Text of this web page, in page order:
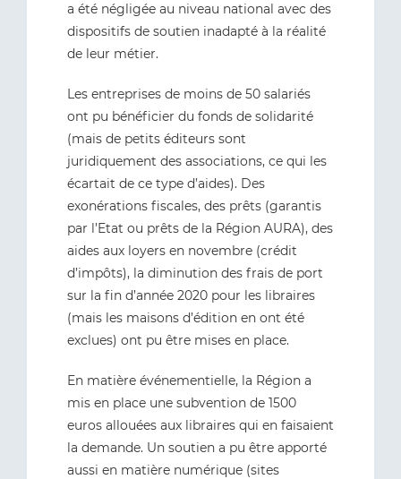
a été négligée au niveau national avec des
dispositifs de soutien inadapté à la réalité
de leur métier.
Les entreprises de moins de 50 salariés
ont pu bénéficier du fonds de solidarité
(mais de petits éditeurs sont
juridiquement des associations, ce qui les
écartait de ce type d’aides). Des
exonérations fiscales, des prêts (garantis
par l’Etat ou prêts de la Région AURA), des
aides aux loyers en novembre (crédit
d’impôts), la diminution des frais de port
sur la fin d’année 2020 pour les libraires
(mais les maisons d’édition en ont été
exclues) ont pu être mises en place.
En matière événementielle, la Région a
mis en place une subvention de 1500
euros allouées aux libraires qui en faisaient
la demande. Un soutien a pu être apporté
aussi en matière numérique (sites